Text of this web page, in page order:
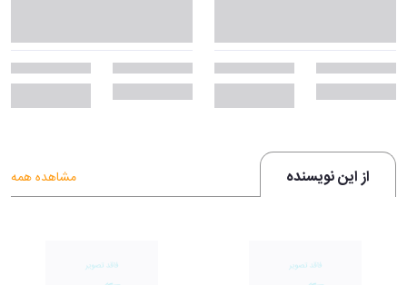
از این نویسنده مشاهده همه